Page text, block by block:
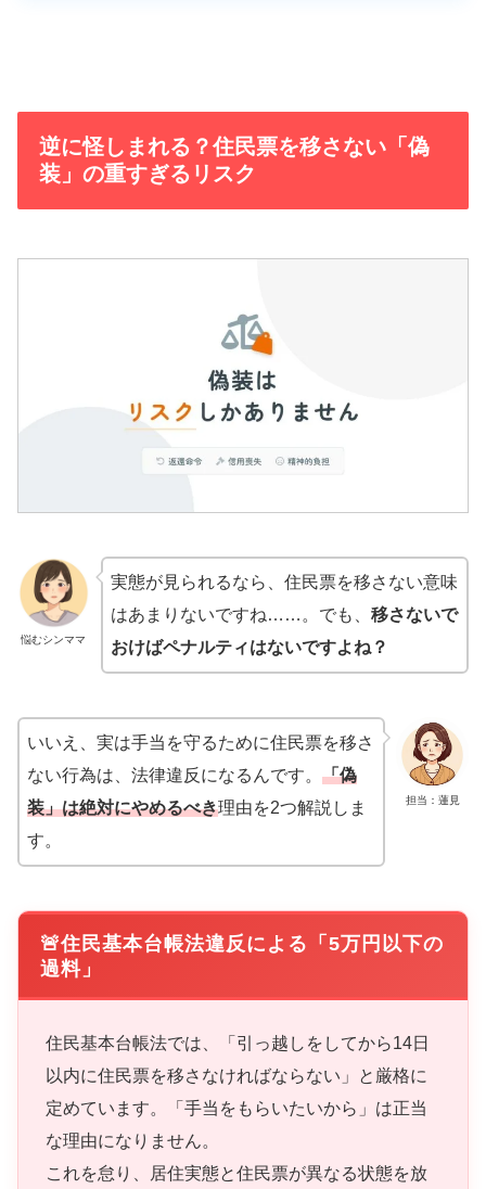
逆に怪しまれる？住民票を移さない「偽
装」の重すぎるリスク
悩むシンママ
実態が見られるなら、住民票を移さない意味
はあまりないですね……。でも、 移さないで
おけばペナルティはないですよね？
担当：蓮見
いいえ、実は手当を守るために住民票を移さ
ない行為は、法律違反になるんです。 「偽
装」は絶対にやめるべき理由を2つ解説しま
す。
🚨住民基本台帳法違反による「5万円以下の
過料」
住民基本台帳法では、「引っ越しをしてから14日
以内に住民票を移さなければならない」と厳格に
定めています。「手当をもらいたいから」は正当
な理由になりません。
これを怠り、居住実態と住民票が異なる状態を放